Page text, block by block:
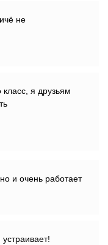
не
я друзьям
и очень работает